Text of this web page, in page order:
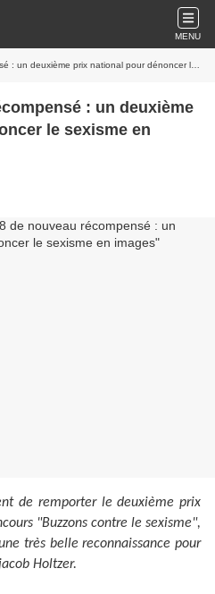
MENU
prix national pour dénoncer le sexisme en images
: un deuxième
le sexisme en
de remporter le deuxième prix
"Buzzons contre le sexisme",
très belle reconnaissance pour
Holtzer.